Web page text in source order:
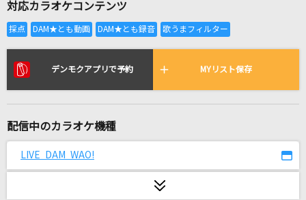
全国りれき
リアルタイムで歌われている曲の一覧
1/3の純情な感情
対応カラオケコンテンツ
デンモクアプリで予約 MYリスト保存
配信中のカラオケ機種
LIVE DAM WAO!